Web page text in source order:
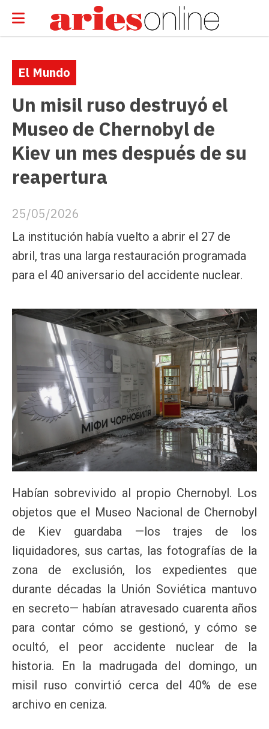
Un misil ruso destruyó el
Museo de Chernobyl de
Kiev un mes después de su
reapertura
La institución había vuelto a abrir el 27 de
abril, tras una larga restauración programada
para el 40 aniversario del accidente nuclear.
El Mundo
25/05/2026
Habían sobrevivido al propio Chernobyl. Los
objetos que el Museo Nacional de Chernobyl
de Kiev guardaba —los trajes de los
liquidadores, sus cartas, las fotografías de la
zona de exclusión, los expedientes que
durante décadas la Unión Soviética mantuvo
en secreto— habían atravesado cuarenta años
para contar cómo se gestionó, y cómo se
ocultó, el peor accidente nuclear de la
historia. En la madrugada del domingo, un
misil ruso convirtió cerca del 40% de ese
archivo en ceniza.